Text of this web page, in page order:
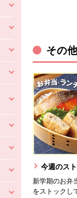
その
今週のス
新学期のお弁
をストックし